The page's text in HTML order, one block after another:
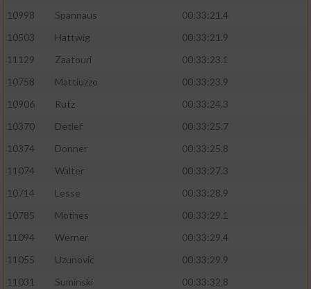
10998
Spannaus
00:33:21.4
10503
Hattwig
00:33:21.9
11129
Zaatouri
00:33:23.1
10758
Mattiuzzo
00:33:23.9
10906
Rutz
00:33:24.3
10370
Detlef
00:33:25.7
10374
Donner
00:33:25.8
11074
Walter
00:33:27.3
10714
Lesse
00:33:28.9
10785
Mothes
00:33:29.1
11094
Werner
00:33:29.4
11055
Uzunovic
00:33:29.9
11031
Suminski
00:33:32.8